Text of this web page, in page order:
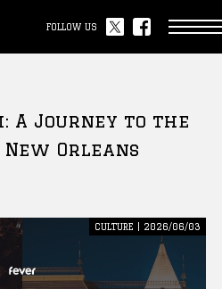
FOLLOW US
A Journey to the
Orleans
CULTURE | 2026/06/03